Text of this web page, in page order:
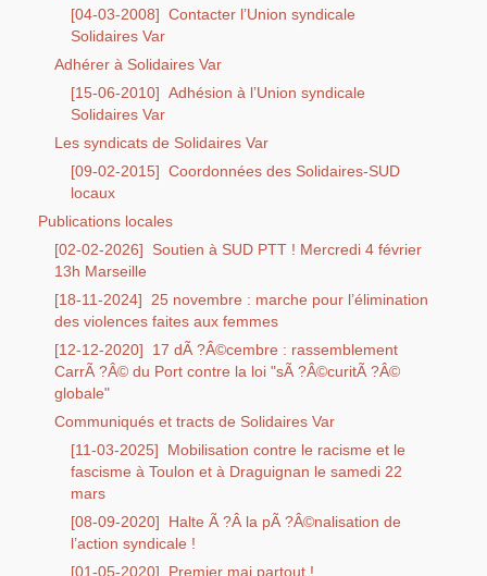
[04-03-2008] Contacter l’Union syndicale
Solidaires Var
Adhérer à Solidaires Var
[15-06-2010] Adhésion à l’Union syndicale
Solidaires Var
Les syndicats de Solidaires Var
[09-02-2015] Coordonnées des Solidaires-SUD
locaux
Publications locales
[02-02-2026]
Soutien à SUD PTT ! Mercredi 4 février
13h Marseille
[18-11-2024]
25 novembre : marche pour l’élimination
des violences faites aux femmes
[12-12-2020]
17 dÃ ?Â©cembre : rassemblement
CarrÃ ?Â© du Port contre la loi "sÃ ?Â©curitÃ ?Â©
globale"
Communiqués et tracts de Solidaires Var
[11-03-2025]
Mobilisation contre le racisme et le
fascisme à Toulon et à Draguignan le samedi 22
mars
[08-09-2020]
Halte Ã ?Â la pÃ ?Â©nalisation de
l’action syndicale !
[01-05-2020]
Premier mai partout !